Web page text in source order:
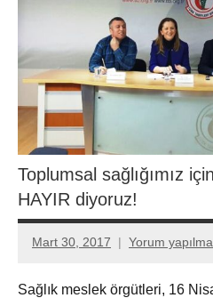
Toplumsal sağlığımız
HAYIR diyoruz!
Mart 30, 2017
Aksu
Yorum
Sağlık meslek örgütleri, 16